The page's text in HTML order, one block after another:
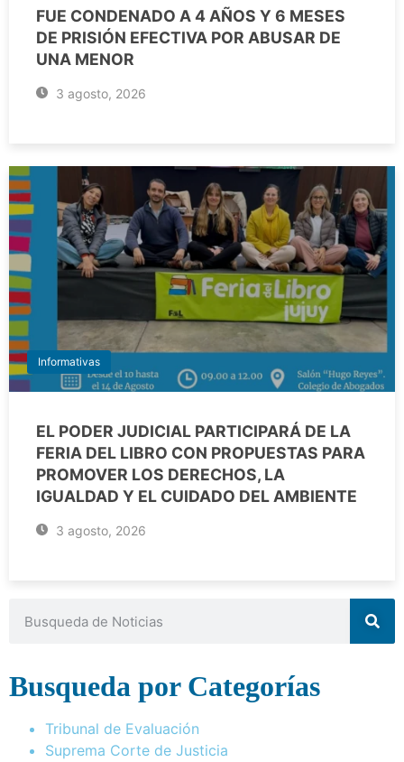
FUE CONDENADO A 4 AÑOS Y 6 MESES
DE PRISIÓN EFECTIVA POR ABUSAR DE
UNA MENOR
3 agosto, 2026
Informativas
EL PODER JUDICIAL PARTICIPARÁ DE LA
FERIA DEL LIBRO CON PROPUESTAS PARA
PROMOVER LOS DERECHOS, LA
IGUALDAD Y EL CUIDADO DEL AMBIENTE
3 agosto, 2026
Busqueda por Categorías
Tribunal de Evaluación
Suprema Corte de Justicia